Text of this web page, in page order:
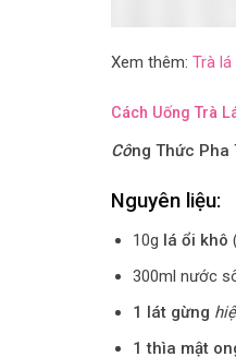
Xem thêm: Trà
Cách Uống Trà
Công Thức Pha
Nguyên liệu:
10g lá ổi khô
300ml nước
1 lát gừng
1 thìa mật